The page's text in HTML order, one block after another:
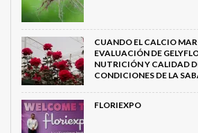
CUANDO EL CALCIO
EVALUACIÓN DE
NUTRICIÓN Y CALIDAD
CONDICIONES DE LA
FLORIEXPO